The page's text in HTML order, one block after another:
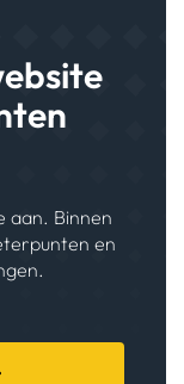
aan. Binnen
en